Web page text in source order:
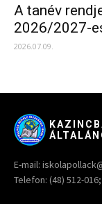
A tanév
2026/2027-
2026.07.09.
E-mail:
Telefon: (48) 512-